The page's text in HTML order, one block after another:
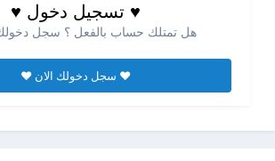
♥ تسجيل دخول ♥
هل تمتلك حساب بالفعل ؟ سجل
♥ سجل دخولك الان ♥